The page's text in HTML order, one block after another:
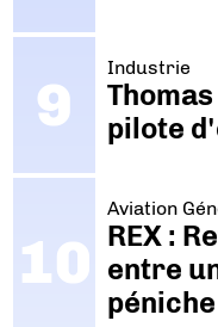
Industrie
pilote
Aviation
REX :
entre
péniche